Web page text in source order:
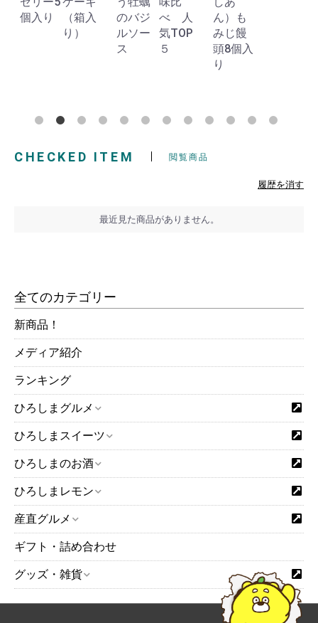
個入り
（箱入
り）
のバジ
ルソー
ス
べ 人
気TOP
５
ん）も
みじ饅
頭8個入
り
CHECKED ITEM 閲覧商品
履歴を消す
最近見た商品がありません。
全てのカテゴリー
新商品！
メディア紹介
ランキング
ひろしまグルメ
ひろしまスイーツ
ひろしまのお酒
ひろしまレモン
産直グルメ
ギフト・詰め合わせ
グッズ・雑貨